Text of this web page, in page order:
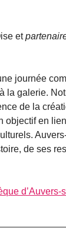
et
journée
la galerie.
de la
objectif en
de ses
d’Auvers-